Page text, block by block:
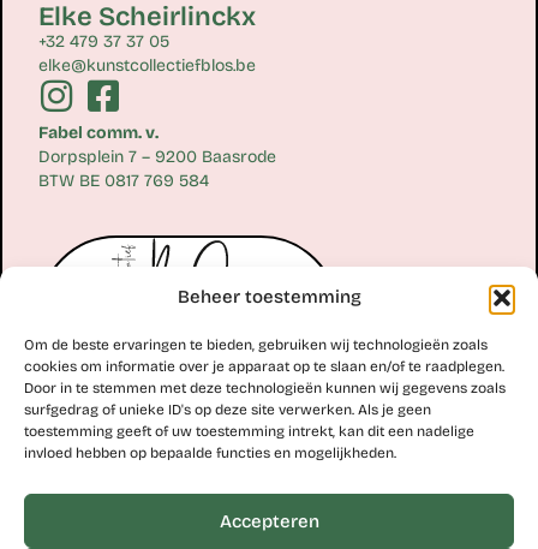
Beheer toestemming
Om de beste ervaringen te bieden, gebruiken wij technologieën zoals
cookies om informatie over je apparaat op te slaan en/of te raadplegen.
Door in te stemmen met deze technologieën kunnen wij gegevens zoals
surfgedrag of unieke ID's op deze site verwerken. Als je geen
toestemming geeft of uw toestemming intrekt, kan dit een nadelige
invloed hebben op bepaalde functies en mogelijkheden.
Accepteren
Elke Scheirlinckx
+32 479 37 37 05
elke@kunstcollectiefblos.be
Fabel comm. v.
Dorpsplein 7 – 9200 Baasrode
BTW BE 0817 769 584
Erik Scheirlinckx
erik@kunstcollectiefblos.be